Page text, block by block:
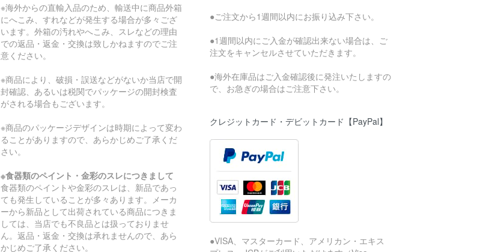
※海外からの直輸入品のため、輸送中に商品外箱
にへこみ、すれなどが発生する場合が多々ござ
います。外箱の汚れやへこみ、スレなどの理由
での返品・返金・交換は致しかねますのでご注
意ください。
※商品により、破損・誤送などがないか当店で開
封確認、あるいは税関でパッケージの開封検査
がされる場合もございます。
※商品のパッケージデザインは時期によって変わ
ることがありますので、あらかじめご了承くだ
さい。
※食器類のペイント・金彩のスレにつきまして
食器類のペイントや金彩のスレは、新品であっ
ても発生していることが多々あります。メーカ
ーから新品として出荷されている商品につきま
しては、当店でも不良品とは扱っておりませ
ん。返品・返金・交換は承れませんので、あら
かじめご了承ください。
●ご注文から1週間以内にお振り込み下さい。
●1週間以内にご入金が確認出来ない場合は、ご
注文をキャンセルさせていただきます。
●海外在庫品はご入金確認後に発注いたしますの
で、お急ぎの場合はご注意下さい。
クレジットカード・デビットカード【PayPal】
●VISA、マスターカード、アメリカン・エキス